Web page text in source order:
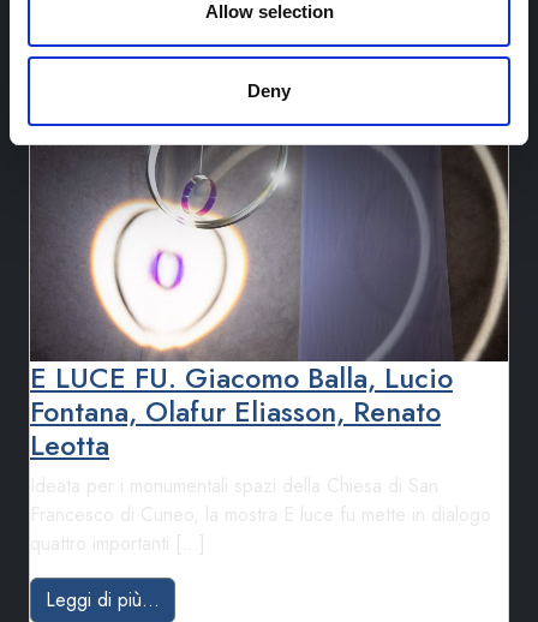
Allow selection
Deny
E LUCE FU. Giacomo Balla, Lucio
Fontana, Olafur Eliasson, Renato
Leotta
Leggi di più…